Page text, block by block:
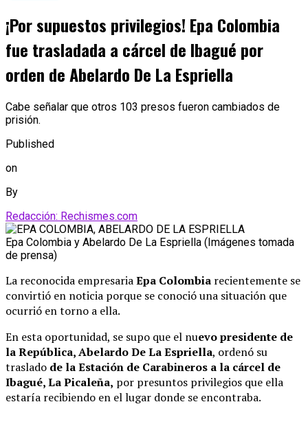
¡Por supuestos privilegios! Epa Colombia
fue trasladada a cárcel de Ibagué por
orden de Abelardo De La Espriella
Cabe señalar que otros 103 presos fueron cambiados de
prisión.
Published
on
By
Redacción: Rechismes.com
Epa Colombia y Abelardo De La Espriella (Imágenes tomada
de prensa)
La reconocida empresariaEpa Colombia recientemente se
convirtió en noticia porque se conoció una situación que
ocurrió en torno a ella.
En esta oportunidad, se supo que el nuevo presidente de
la República, Abelardo De La Espriella, ordenó su
traslado de la Estación de Carabineros a la cárcel de
Ibagué, La Picaleña, por presuntos privilegios que ella
estaría recibiendo en el lugar donde se encontraba.